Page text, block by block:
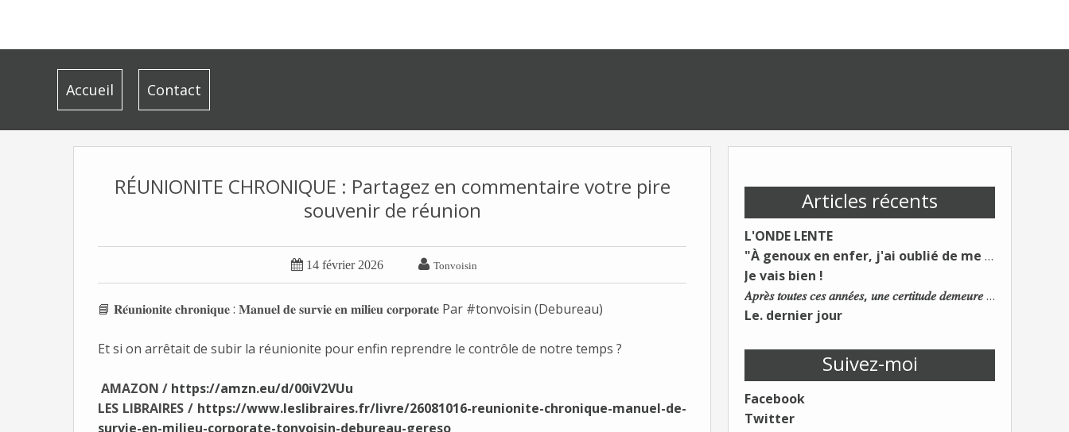
Accueil Contact
Articles récents
L'ONDE LENTE
"À genoux en enfer, j'ai oublié de me taire"
Je vais bien !
𝐴𝑝𝑟𝑒̀𝑠 𝑡𝑜𝑢𝑡𝑒𝑠 𝑐𝑒𝑠 𝑎𝑛𝑛𝑒́𝑒𝑠, 𝑢𝑛𝑒 𝑐𝑒𝑟𝑡𝑖𝑡𝑢𝑑𝑒 𝑑𝑒𝑚𝑒𝑢𝑟𝑒 : 𝐿𝑒 𝑚𝑜𝑛𝑑𝑒 𝑑𝑢 𝑡𝑟𝑎𝑣𝑎𝑖𝑙 𝑐ℎ𝑎𝑛𝑔𝑒. 𝐿𝑒𝑠 𝑐𝑜𝑛𝑠 𝑠'𝑎𝑑𝑎𝑝𝑡𝑒𝑛𝑡 :)
Le. dernier jour
Suivez-moi
Facebook
Twitter
RÉUNIONITE CHRONIQUE : Partagez en commentaire votre pire
souvenir de réunion
 14 février 2026  Tonvoisin
📘 𝐑𝐞́𝐮𝐧𝐢𝐨𝐧𝐢𝐭𝐞 𝐜𝐡𝐫𝐨𝐧𝐢𝐪𝐮𝐞 : 𝐌𝐚𝐧𝐮𝐞𝐥 𝐝𝐞 𝐬𝐮𝐫𝐯𝐢𝐞 𝐞𝐧 𝐦𝐢𝐥𝐢𝐞𝐮 𝐜𝐨𝐫𝐩𝐨𝐫𝐚𝐭𝐞 Par #tonvoisin (Debureau)
Et si on arrêtait de subir la réunionite pour enfin reprendre le contrôle de notre temps ?
AMAZON / https://amzn.eu/d/00iV2VUu
LES LIBRAIRES / https://www.leslibraires.fr/livre/26081016-reunionite-chronique-manuel-de-
survie-en-milieu-corporate-tonvoisin-debureau-gereso